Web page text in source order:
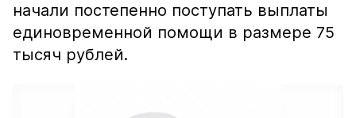
начали постепенно поступать выплаты
единовременной помощи в размере 75
тысяч рублей.